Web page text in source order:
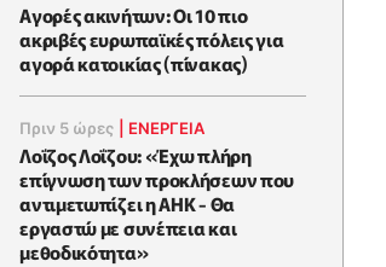
Αγορές ακινήτων: Οι 10 πιο
ακριβές ευρωπαϊκές πόλεις για
αγορά κατοικίας (πίνακας)
Πριν 5 ώρες ΕΝΈΡΓΕΙΑ
Λοΐζος Λοΐζου: «Έχω πλήρη
επίγνωση των προκλήσεων που
αντιμετωπίζει η ΑΗΚ - Θα
εργαστώ με συνέπεια και
μεθοδικότητα»